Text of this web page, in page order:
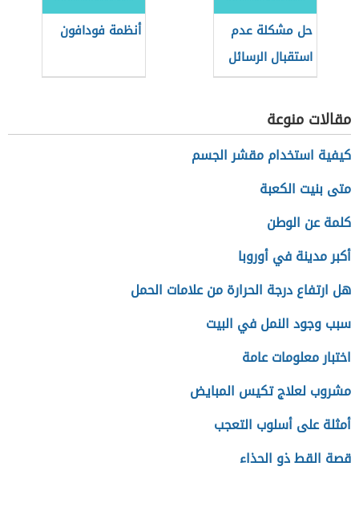
حل مشكلة عدم
استقبال الرسائل
النصية في
الأندرويد
أنظمة فودافون
مقالات منوعة
كيفية استخدام مقشر الجسم
متى بنيت الكعبة
كلمة عن الوطن
أكبر مدينة في أوروبا
هل ارتفاع درجة الحرارة من علامات الحمل
سبب وجود النمل في البيت
اختبار معلومات عامة
مشروب لعلاج تكيس المبايض
أمثلة على أسلوب التعجب
قصة القط ذو الحذاء